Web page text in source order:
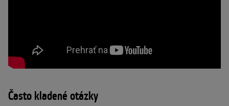
Často kladené otázky